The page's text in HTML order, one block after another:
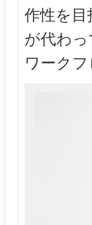
作性を
が代わ
ワーク